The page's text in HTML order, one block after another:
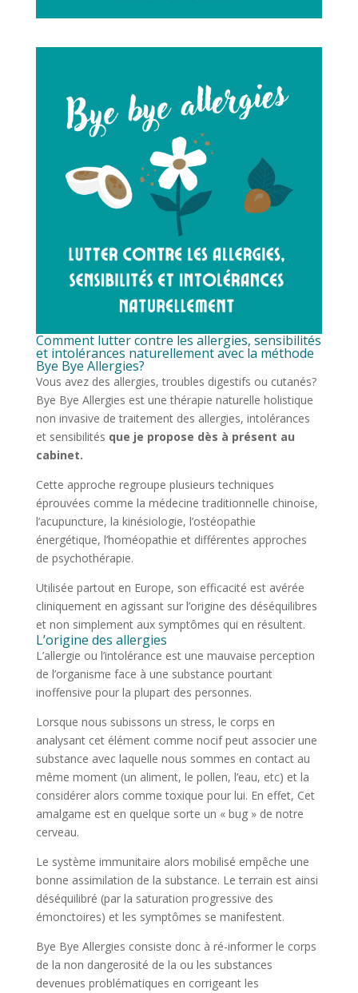
Comment lutter contre les allergies, sensibilités
et intolérances naturellement avec la méthode
Bye Bye Allergies?
Vous avez des allergies, troubles digestifs ou cutanés?
Bye Bye Allergies est une thérapie naturelle holistique
non invasive de traitement des allergies, intolérances
et sensibilités que je propose dès à présent au
cabinet.
Cette approche regroupe plusieurs techniques
éprouvées comme la médecine traditionnelle chinoise,
l’acupuncture, la kinésiologie, l’ostéopathie
énergétique, l’homéopathie et différentes approches
de psychothérapie.
Utilisée partout en Europe, son efficacité est avérée
cliniquement en agissant sur l’origine des déséquilibres
et non simplement aux symptômes qui en résultent.
L’origine des allergies
L’allergie ou l’intolérance est une mauvaise perception
de l’organisme face à une substance pourtant
inoffensive pour la plupart des personnes.
Lorsque nous subissons un stress, le corps en
analysant cet élément comme nocif peut associer une
substance avec laquelle nous sommes en contact au
même moment (un aliment, le pollen, l’eau, etc) et la
considérer alors comme toxique pour lui. En effet, Cet
amalgame est en quelque sorte un « bug » de notre
cerveau.
Le système immunitaire alors mobilisé empêche une
bonne assimilation de la substance. Le terrain est ainsi
déséquilibré (par la saturation progressive des
émonctoires) et les symptômes se manifestent.
Bye Bye Allergies consiste donc à ré-informer le corps
de la non dangerosité de la ou les substances
devenues problématiques en corrigeant les